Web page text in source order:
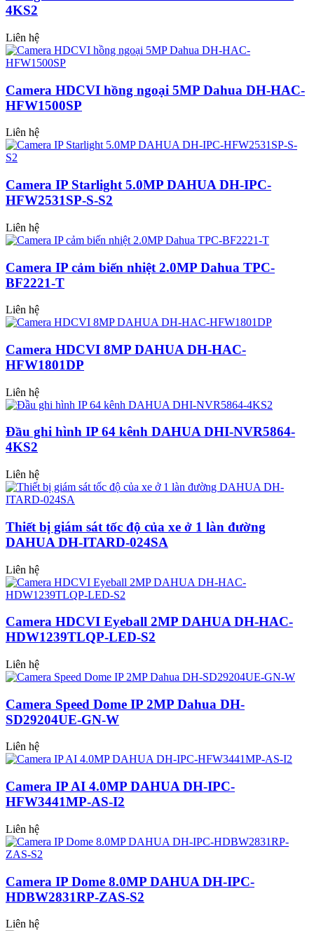
4KS2
Liên hệ
Camera HDCVI hồng ngoại 5MP Dahua DH-HAC-
HFW1500SP
Liên hệ
Camera IP Starlight 5.0MP DAHUA DH-IPC-
HFW2531SP-S-S2
Liên hệ
Camera IP cảm biến nhiệt 2.0MP Dahua TPC-
BF2221-T
Liên hệ
Camera HDCVI 8MP DAHUA DH-HAC-
HFW1801DP
Liên hệ
Đầu ghi hình IP 64 kênh DAHUA DHI-NVR5864-
4KS2
Liên hệ
Thiết bị giám sát tốc độ của xe ở 1 làn đường
DAHUA DH-ITARD-024SA
Liên hệ
Camera HDCVI Eyeball 2MP DAHUA DH-HAC-
HDW1239TLQP-LED-S2
Liên hệ
Camera Speed Dome IP 2MP Dahua DH-
SD29204UE-GN-W
Liên hệ
Camera IP AI 4.0MP DAHUA DH-IPC-
HFW3441MP-AS-I2
Liên hệ
Camera IP Dome 8.0MP DAHUA DH-IPC-
HDBW2831RP-ZAS-S2
Liên hệ